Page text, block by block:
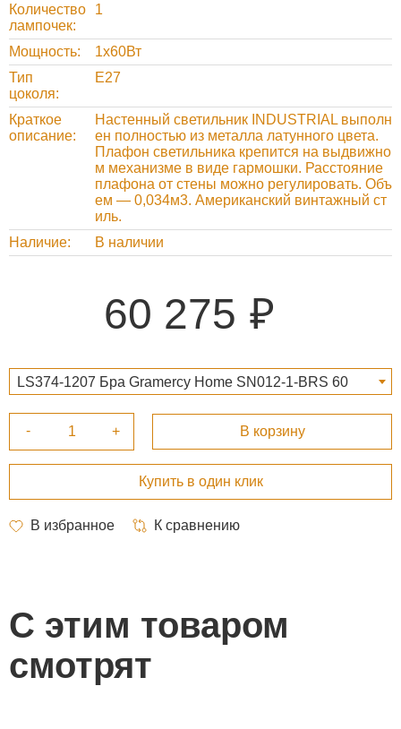
Количество
лампочек
1
Мощность
1x60Вт
Тип
цоколя
E27
Краткое
описание
Настенный светильник INDUSTRIAL выполн
ен полностью из металла латунного цвета.
Плафон светильника крепится на выдвижно
м механизме в виде гармошки. Расстояние
плафона от стены можно регулировать. Объ
ем — 0,034м3. Американский винтажный ст
иль.
Наличие
В наличии
60 275
LS374-1207 Бра Gramercy Home SN012-1-BRS 60
С этим товаром
смотрят